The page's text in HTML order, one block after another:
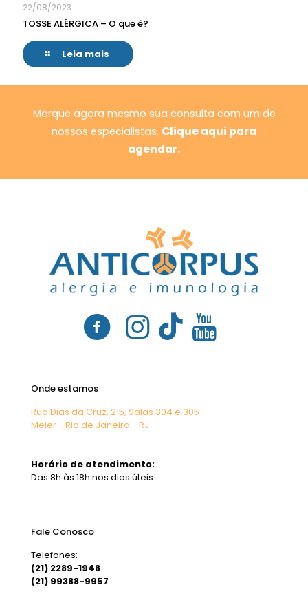
22/08/2023
TOSSE ALÉRGICA – O que é?
Leia mais
Marque agora mesmo sua consulta com um de
nossos especialistas. Clique aqui para
agendar.
Onde estamos
Rua Dias da Cruz, 215, Salas 304 e 305
Meier - Rio de Janeiro - RJ
Horário de atendimento:
Das 8h às 18h nos dias úteis.
Fale Conosco
Telefones:
(21) 2289-1948
(21) 99388-9957